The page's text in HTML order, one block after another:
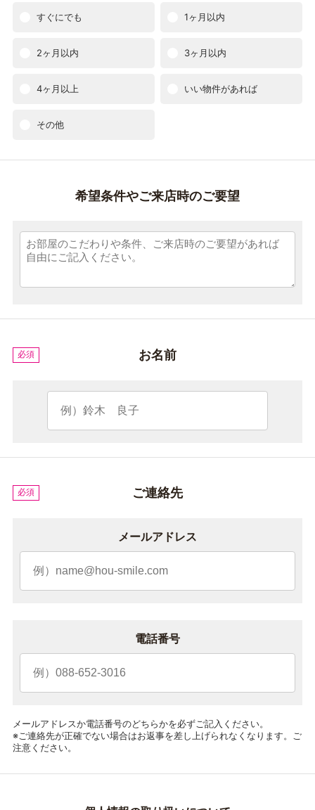
すぐにでも 1ヶ月以内
2ヶ月以内 3ヶ月以内
4ヶ月以上 いい物件があれば
その他
希望条件やご来店時のご要望
必須 お名前
必須 ご連絡先
メールアドレス
電話番号
メールアドレスか電話番号のどちらかを必ずご記入ください。
※ご連絡先が正確でない場合はお返事を差し上げられなくなります。ご
注意ください。